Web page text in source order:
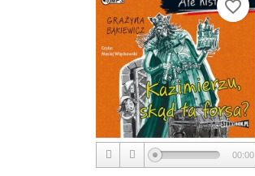
00:00
favorite_border